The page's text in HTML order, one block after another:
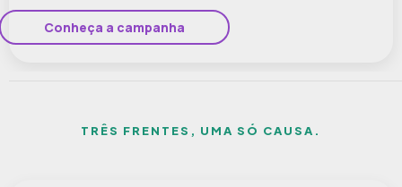
Conheça a campanha
TRÊS FRENTES, UMA SÓ CAUSA.